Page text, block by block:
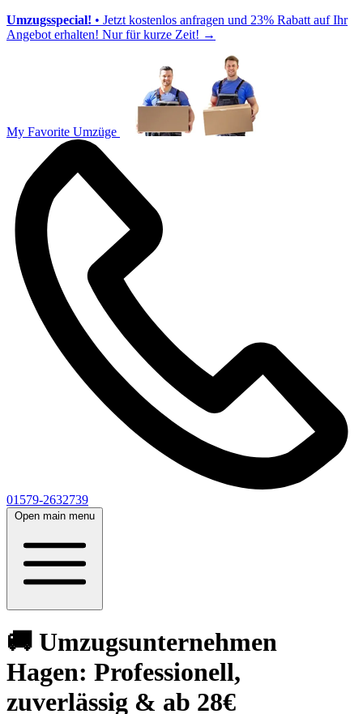
Umzugsspecial! • Jetzt kostenlos anfragen und 23% Rabatt auf Ihr
Angebot erhalten! Nur für kurze Zeit! →
My Favorite Umzüge
01579-2632739
Open main menu
🚚 Umzugsunternehmen
Hagen: Professionell,
zuverlässig & ab 28€